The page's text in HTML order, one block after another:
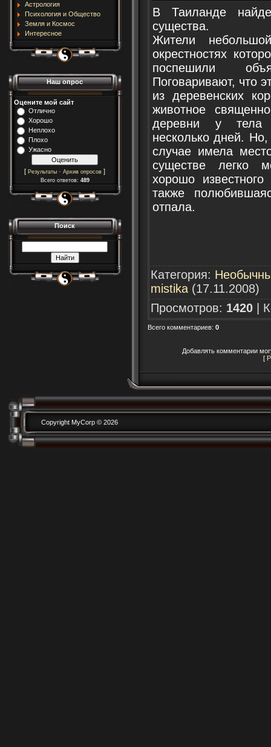
Астрология
Психология и Общество
Земля и Космос
Интересное
Наш опрос
Оцените мой сайт
Отлично
Хорошо
Неплохо
Плохо
Ужасно
[ Результаты · Архив опросов ]
Всего ответов: 489
Поиск
В Таиланде
существа.
Жители
окрестностях
поспешили
Поговаривают, что
из деревенских
животное
деревни у тела
несколько дней.
случае имела
существе легко
хорошо
также
отпала.
Категория:
mistika (17.11.2008)
Просмотров: 1420 |
Всего комментариев: 0
Добавлять комментарии
[
Copyright MyCorp © 2026